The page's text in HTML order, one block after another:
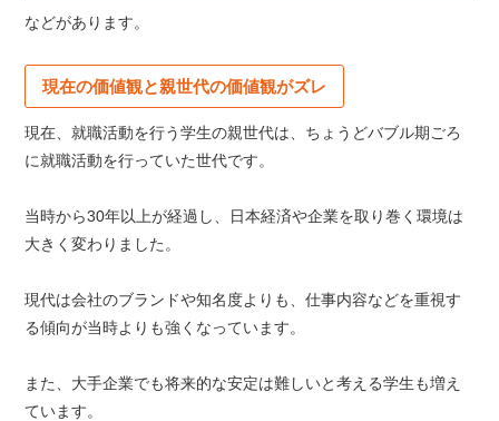
などがあります。
現在の価値観と親世代の価値観がズレ
現在、就職活動を行う学生の親世代は、ちょうどバブル期ごろ
に就職活動を行っていた世代です。
当時から30年以上が経過し、日本経済や企業を取り巻く環境は
大きく変わりました。
現代は会社のブランドや知名度よりも、仕事内容などを重視す
る傾向が当時よりも強くなっています。
また、大手企業でも将来的な安定は難しいと考える学生も増え
ています。